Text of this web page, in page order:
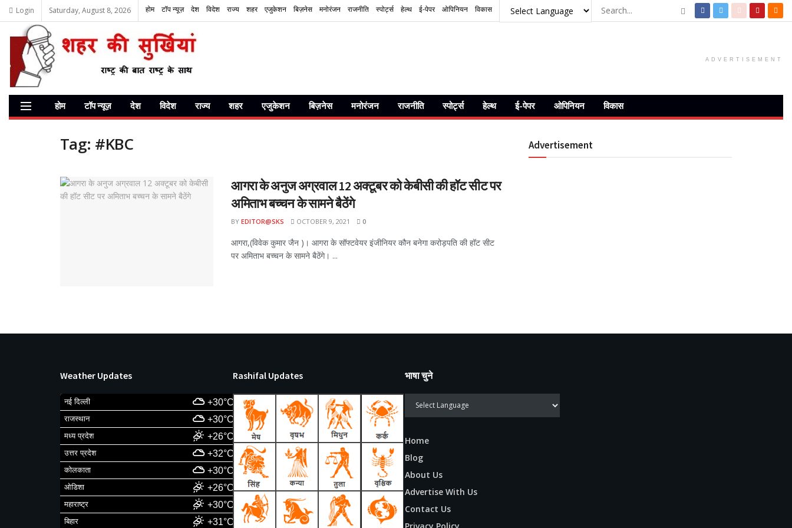
Login Saturday, August 8, 2026 होम टॉप न्यूज़ देश विदेश राज्य शहर एजुकेशन बिज़नेस मनोरंजन राजनीति स्पोर्ट्स हेल्थ ई-पेपर ओपिनियन विकास
ADVERTISEMENT
होम टॉप न्यूज़ देश विदेश राज्य शहर एजुकेशन बिज़नेस मनोरंजन राजनीति स्पोर्ट्स हेल्थ ई-पेपर ओपिनियन विकास
Tag: #KBC
आगरा के अनुज अग्रवाल 12 अक्टूबर को केबीसी की हॉट सीट पर
अमिताभ बच्चन के सामने बैठेंगे
BY EDITOR@SKS OCTOBER 9, 2021 0
आगरा,(विवेक कुमार जैन )। आगरा के सॉफ्टवेयर इंजीनियर कौन बनेगा करोड़पति की हॉट सीट
पर अमिताभ बच्चन के सामने बैठेंगे। ...
Advertisement
Weather Updates
नई दिल्ली +30°C
राजस्थान +30°C
मध्य प्रदेश +26°C
उत्तर प्रदेश +32°C
कोलकाता +30°C
ओडिशा +26°C
महाराष्ट्र +30°C
बिहार +31°C
Rashifal Updates भाषा चुने
Home
Blog
About Us
Advertise With Us
Contact Us